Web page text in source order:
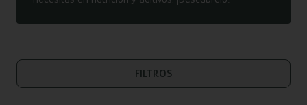
FILTROS